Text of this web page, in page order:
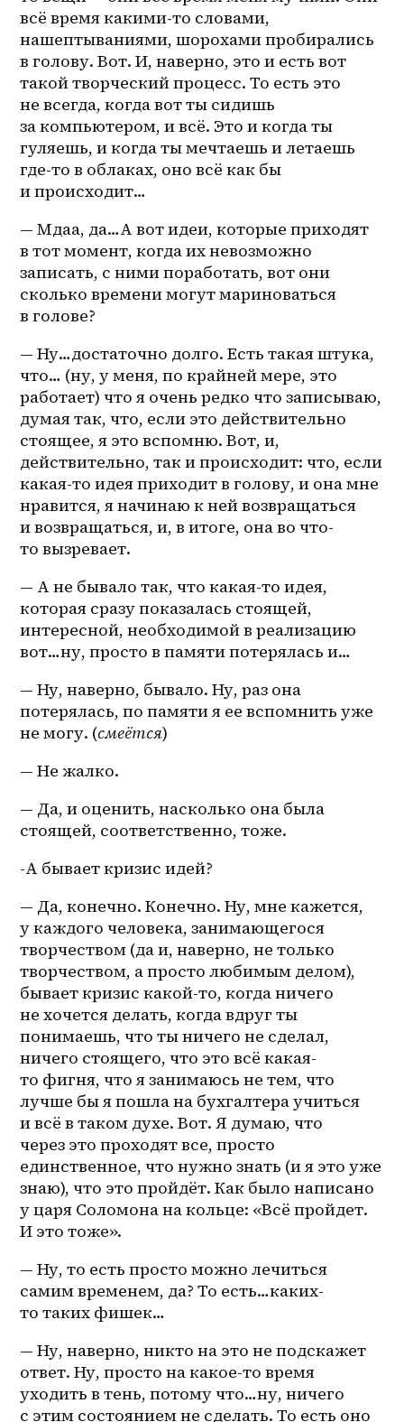
всё время какими-то словами,
нашептываниями, шорохами пробирались
в голову. Вот. И, наверно, это и есть вот
такой творческий процесс. То есть это
не всегда, когда вот ты сидишь
за компьютером, и всё. Это и когда ты
гуляешь, и когда ты мечтаешь и летаешь
где-то в облаках, оно всё как бы
и происходит…
— Мдаа, да…А вот идеи, которые приходят
в тот момент, когда их невозможно
записать, с ними поработать, вот они
сколько времени могут мариноваться
в голове?
— Ну…достаточно долго. Есть такая штука,
что… (ну, у меня, по крайней мере, это
работает) что я очень редко что записываю,
думая так, что, если это действительно
стоящее, я это вспомню. Вот, и,
действительно, так и происходит: что, если
какая-то идея приходит в голову, и она мне
нравится, я начинаю к ней возвращаться
и возвращаться, и, в итоге, она во что-
то вызревает.
— А не бывало так, что какая-то идея,
которая сразу показалась стоящей,
интересной, необходимой в реализацию
вот…ну, просто в памяти потерялась и…
— Ну, наверно, бывало. Ну, раз она
потерялась, по памяти я ее вспомнить уже
не могу. (смеётся)
— Не жалко.
— Да, и оценить, насколько она была
стоящей, соответственно, тоже.
-А бывает кризис идей?
— Да, конечно. Конечно. Ну, мне кажется,
у каждого человека, занимающегося
творчеством (да и, наверно, не только
творчеством, а просто любимым делом),
бывает кризис какой-то, когда ничего
не хочется делать, когда вдруг ты
понимаешь, что ты ничего не сделал,
ничего стоящего, что это всё какая-
то фигня, что я занимаюсь не тем, что
лучше бы я пошла на бухгалтера учиться
и всё в таком духе. Вот. Я думаю, что
через это проходят все, просто
единственное, что нужно знать (и я это уже
знаю), что это пройдёт. Как было написано
у царя Соломона на кольце: «Всё пройдет.
И это тоже».
— Ну, то есть просто можно лечиться
самим временем, да? То есть…каких-
то таких фишек…
— Ну, наверно, никто на это не подскажет
ответ. Ну, просто на какое-то время
уходить в тень, потому что…ну, ничего
с этим состоянием не сделать. То есть оно